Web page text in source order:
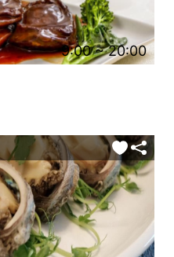
9:00 ~ 20:00